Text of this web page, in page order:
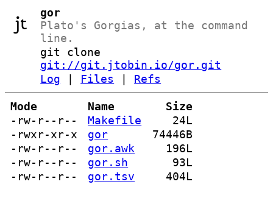
gor
Plato's Gorgias, at the command
line.
git clone
git://git.jtobin.io/gor.git
Log
Files Refs
Mode Name
Size
-rw-r--r--
Makefile
24L
-rwxr-xr-x
gor
74446B
-rw-r--r--
gor.awk
196L
-rw-r--r--
gor.sh
93L
-rw-r--r--
gor.tsv 404L